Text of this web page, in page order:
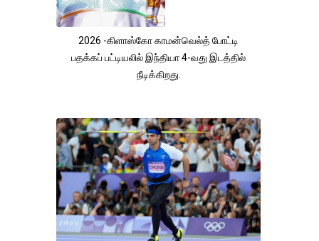
2026 -கிளாஸ்கோ காமன்வெல்த் போட்டி
பதக்கப் பட்டியலில் இந்தியா 4-வது இடத்தில்
நீடிக்கிறது.